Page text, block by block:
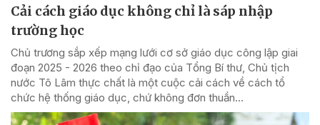
Cải cách giáo dục không chỉ là sáp nhập
trường học
Chủ trương sắp xếp mạng lưới cơ sở giáo dục công lập giai
đoạn 2025 - 2026 theo chỉ đạo của Tổng Bí thư, Chủ tịch
nước Tô Lâm thực chất là một cuộc cải cách về cách tổ
chức hệ thống giáo dục, chứ không đơn thuần...